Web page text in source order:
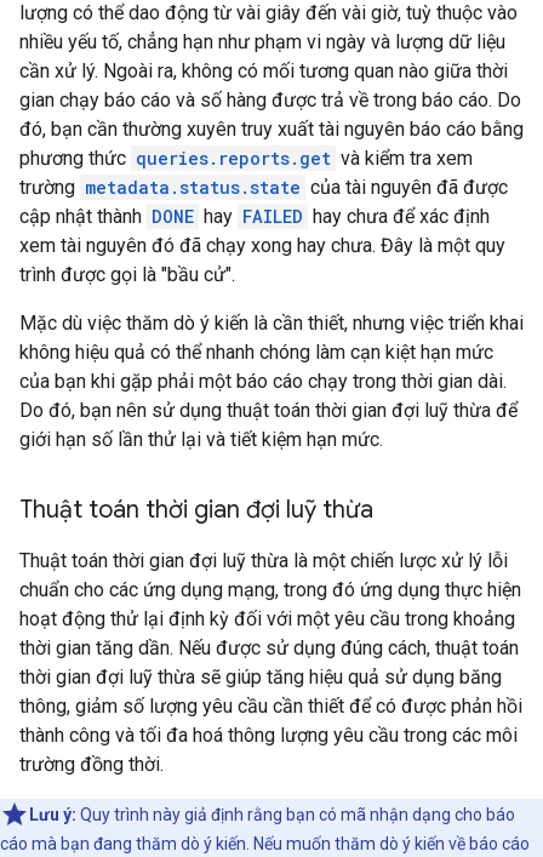
lượng có thể dao động từ vài giây đến vài giờ, tuỳ thuộc vào
nhiều yếu tố, chẳng hạn như phạm vi ngày và lượng dữ liệu
cần xử lý. Ngoài ra, không có mối tương quan nào giữa thời
gian chạy báo cáo và số hàng được trả về trong báo cáo. Do
đó, bạn cần thường xuyên truy xuất tài nguyên báo cáo bằng
phương thức queries.reports.get và kiểm tra xem
trường metadata.status.state của tài nguyên đã được
cập nhật thành DONE hay FAILED hay chưa để xác định
xem tài nguyên đó đã chạy xong hay chưa. Đây là một quy
trình được gọi là "bầu cử".
Mặc dù việc thăm dò ý kiến là cần thiết, nhưng việc triển khai
không hiệu quả có thể nhanh chóng làm cạn kiệt hạn mức
của bạn khi gặp phải một báo cáo chạy trong thời gian dài.
Do đó, bạn nên sử dụng thuật toán thời gian đợi luỹ thừa để
giới hạn số lần thử lại và tiết kiệm hạn mức.
Thuật toán thời gian đợi luỹ thừa
Thuật toán thời gian đợi luỹ thừa là một chiến lược xử lý lỗi
chuẩn cho các ứng dụng mạng, trong đó ứng dụng thực hiện
hoạt động thử lại định kỳ đối với một yêu cầu trong khoảng
thời gian tăng dần. Nếu được sử dụng đúng cách, thuật toán
thời gian đợi luỹ thừa sẽ giúp tăng hiệu quả sử dụng băng
thông, giảm số lượng yêu cầu cần thiết để có được phản hồi
thành công và tối đa hoá thông lượng yêu cầu trong các môi
trường đồng thời.
Lưu ý: Quy trình này giả định rằng bạn có mã nhận dạng cho báo
cáo mà bạn đang thăm dò ý kiến. Nếu muốn thăm dò ý kiến về báo cáo